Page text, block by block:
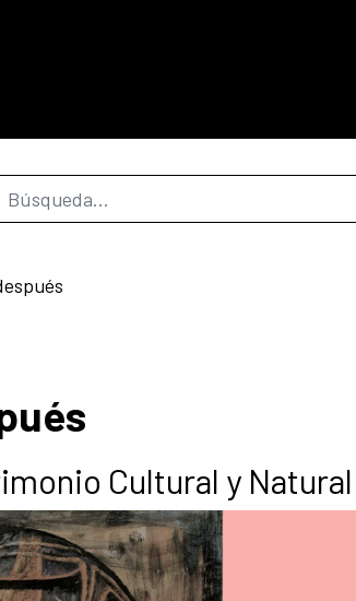
de búsqueda
Cultural y Natural